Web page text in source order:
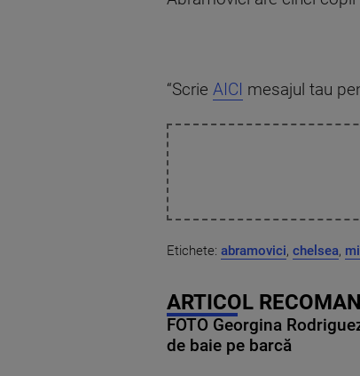
“Scrie AICI mesajul tau
Etichete: abramovici, chelsea,
ARTICOL
FOTO Georgina
de baie pe barcă